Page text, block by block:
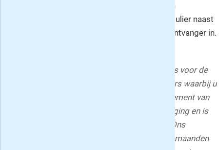
bovenmatige interesse in de geschiedenis van
Amsterdam. Vul daartoe op het aanvraagformulier naast
uw eigen gegevens ook de gegevens van de ontvanger in.
automatisch. Deze voorwaarden gelden tevens voor de
cadeau-abonnementen van vijf en tien nummers waarbij u
het blad aan iemand anders geeft. Het abonnement van
10 nummers voor uzelf loopt tot wederopzegging en is
na de eerste termijn maandelijks opzegbaar. Ons
Amsterdam verschijnt tien keer per jaar; in de maanden